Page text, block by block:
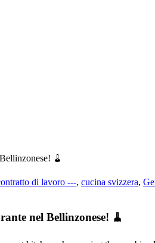
🧹
di lavoro ---, cucina svizzera,
nel Bellinzonese! 🧹